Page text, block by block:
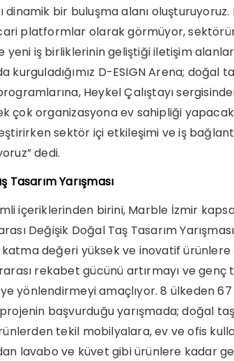
dinamik bir buluşma alanı oluşturuyoruz.
platformlar olarak görmüyor,
yeni iş birliklerinin geliştiği iletişim
kurguladığımız D-ESIGN Arena; doğal
Heykel Çalıştayı
çok organizasyona ev sahipliği
sektör içi etkileşimi ve iş
dedi.
Tasarım Yarışması
içeriklerinden birini, Marble İzmir
Değişik Doğal Taş Tasarım
değeri yüksek ve inovatif ürünlere
rekabet gücünü artırmayı ve genç
yönlendirmeyi amaçlıyor. 8 ülkeden
başvurduğu yarışmada; doğal
tekil mobilyalara, ev ve ofis
lavabo ve küvet gibi ürünlere kadar